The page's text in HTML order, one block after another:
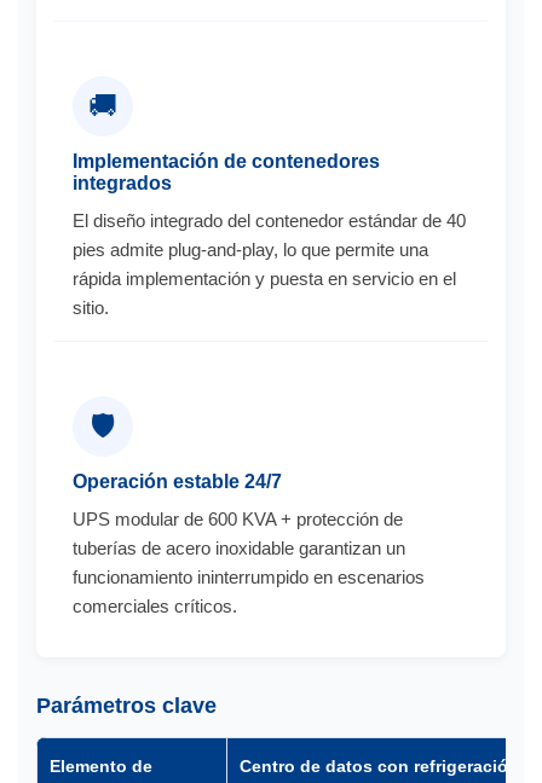
🚚
Implementación de contenedores
integrados
El diseño integrado del contenedor estándar de 40
pies admite plug-and-play, lo que permite una
rápida implementación y puesta en servicio en el
sitio.
🛡️
Operación estable 24/7
UPS modular de 600 KVA + protección de
tuberías de acero inoxidable garantizan un
funcionamiento ininterrumpido en escenarios
comerciales críticos.
Parámetros clave
Elemento de
Centro de datos con refrigeración